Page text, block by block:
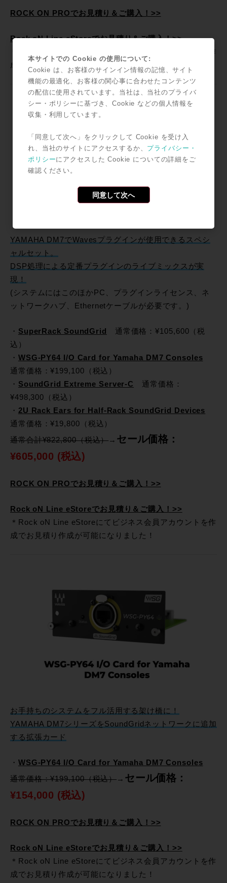
ROCK ON PROでお見積り＆ご購入！>>
Rock oN Line eStoreでお見積り＆ご購入！>>
＊Rock oN Line eStoreにてビジネス会員アカウントを作
成でお見積り作成が可能になりました！
YAMAHA DM7でWavesプラグインが使用できるスペシ
ャルセット。
DSP処理による定番プラグインのライブミックスが実
現！
(システムにはこのほかPC、プラグインライセンス、ネ
ットワークハブ、Ethernetケーブルが必要です。)
・ SuperRack SoundGrid
通常価格：¥105,600（税
込）
・ WSG-PY64 I/O Card for Yamaha DM7 Consoles
通常価格：¥199,100（税込）
・ SoundGrid Extreme Server-C
通常価格：
¥498,300（税込）
・ 2U Rack Ears for Half-Rack SoundGrid Devices
通常価格：¥19,800（税込）
通常合計¥822,800（税込）→ セール価格：
¥605,000 (税込)
ROCK ON PROでお見積り＆ご購入！>>
Rock oN Line eStoreでお見積り＆ご購入！>>
＊Rock oN Line eStoreにてビジネス会員アカウントを作
成でお見積り作成が可能になりました！
お手持ちのシステムをフル活用する架け橋に！
YAMAHA DM7シリーズをSoundGridネットワークに追加
する拡張カード
・ WSG-PY64 I/O Card for Yamaha DM7 Consoles
通常価格：¥199,100（税込）→ セール価格：
¥154,000 (税込)
ROCK ON PROでお見積り＆ご購入！>>
Rock oN Line eStoreでお見積り＆ご購入！>>
＊Rock oN Line eStoreにてビジネス会員アカウントを作
成でお見積り作成が可能になりました！
本サイトでの Cookie の使用について:
Cookie は、お客様のサインイン情報の記憶、サイト
機能の最適化、お客様の関心事に合わせたコンテンツ
の配信に使用されています。当社は、当社のプライバ
シー・ポリシーに基づき、Cookie などの個人情報を
収集・利用しています。
「同意して次へ」をクリックして Cookie を受け入
れ、当社のサイトにアクセスするか、 プライバシー・
ポリシーにアクセスした Cookie についての詳細をご
確認ください。
同意して次へ